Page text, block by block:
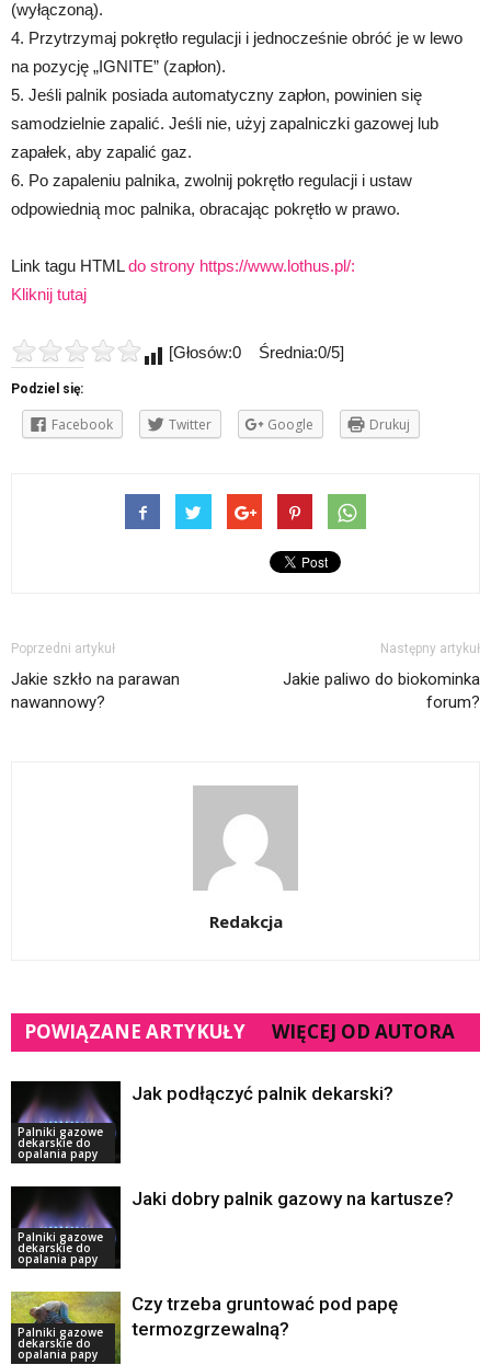
(wyłączoną).
4. Przytrzymaj pokrętło regulacji i jednocześnie obróć je w lewo
na pozycję „IGNITE” (zapłon).
5. Jeśli palnik posiada automatyczny zapłon, powinien się
samodzielnie zapalić. Jeśli nie, użyj zapalniczki gazowej lub
zapałek, aby zapalić gaz.
6. Po zapaleniu palnika, zwolnij pokrętło regulacji i ustaw
odpowiednią moc palnika, obracając pokrętło w prawo.
Link tagu HTMLdo strony https://www.lothus.pl/:
Kliknij tutaj
[Głosów:0 Średnia:0/5]
Podziel się:
Facebook Twitter Google Drukuj
Poprzedni artykuł
Jakie szkło na parawan
nawannowy?
Następny artykuł
Jakie paliwo do biokominka
forum?
Redakcja
POWIĄZANE ARTYKUŁY WIĘCEJ OD AUTORA
Palniki gazowe
dekarskie do
opalania papy
Jak podłączyć palnik dekarski?
Palniki gazowe
dekarskie do
opalania papy
Jaki dobry palnik gazowy na kartusze?
Palniki gazowe
dekarskie do
opalania papy
Czy trzeba gruntować pod papę
termozgrzewalną?